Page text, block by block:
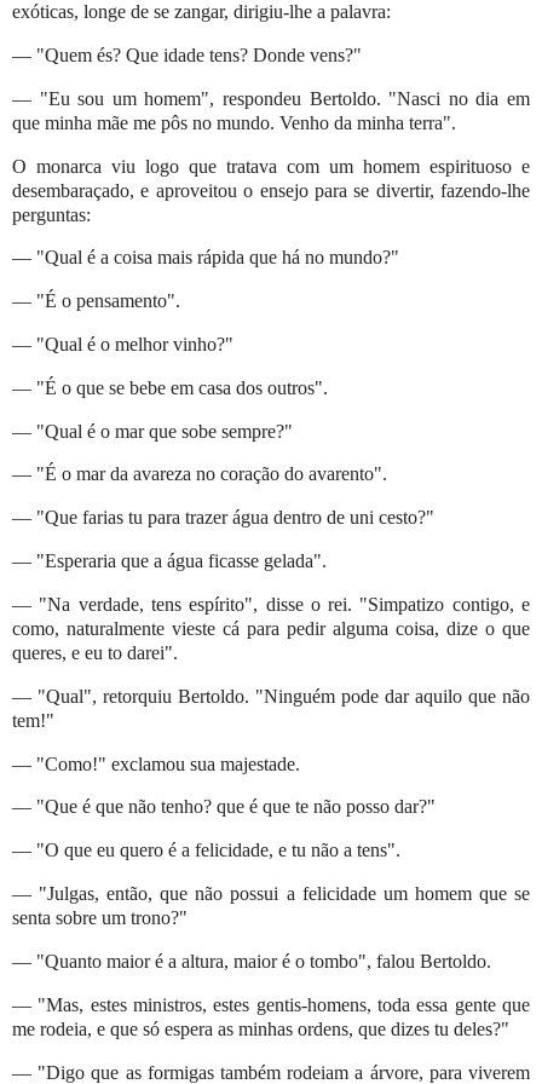
exóticas, longe de se zangar, dirigiu-lhe a palavra:
— "Quem és? Que idade tens? Donde vens?"
— "Eu sou um homem", respondeu Bertoldo. "Nasci no dia em
que minha mãe me pôs no mundo. Venho da minha terra".
O monarca viu logo que tratava com um homem espirituoso e
desembaraçado, e aproveitou o ensejo para se divertir, fazendo-lhe
perguntas:
— "Qual é a coisa mais rápida que há no mundo?"
— "É o pensamento".
— "Qual é o melhor vinho?"
— "É o que se bebe em casa dos outros".
— "Qual é o mar que sobe sempre?"
— "É o mar da avareza no coração do avarento".
— "Que farias tu para trazer água dentro de uni cesto?"
— "Esperaria que a água ficasse gelada".
— "Na verdade, tens espírito", disse o rei. "Simpatizo contigo, e
como, naturalmente vieste cá para pedir alguma coisa, dize o que
queres, e eu to darei".
— "Qual", retorquiu Bertoldo. "Ninguém pode dar aquilo que não
tem!"
— "Como!" exclamou sua majestade.
— "Que é que não tenho? que é que te não posso dar?"
— "O que eu quero é a felicidade, e tu não a tens".
— "Julgas, então, que não possui a felicidade um homem que se
senta sobre um trono?"
— "Quanto maior é a altura, maior é o tombo", falou Bertoldo.
— "Mas, estes ministros, estes gentis-homens, toda essa gente que
me rodeia, e que só espera as minhas ordens, que dizes tu deles?"
— "Digo que as formigas também rodeiam a árvore, para viverem